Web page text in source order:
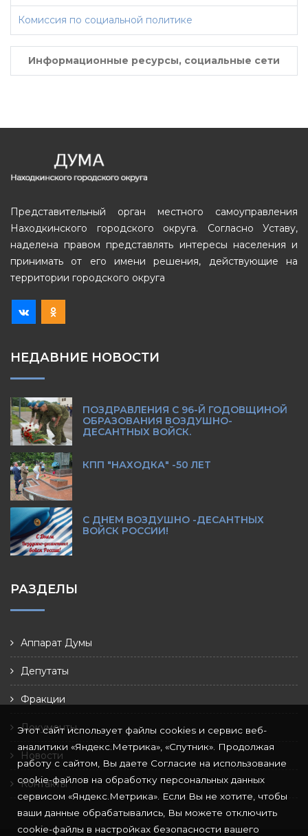
Комиссия по социальной политике
Информационные ресурсы, социальные сети
Представительный орган местного самоуправления
Находкинского городского округа. Согласно Уставу,
наделена правом представлять интересы населения и
принимать от его имени решения, действующие на
территории городского округа
НЕДАВНИЕ НОВОСТИ
ПОЗДРАВЛЕНИЯ С 96-Й ГОДОВЩИНОЙ
ОБРАЗОВАНИЯ ВОЗДУШНО-
ДЕСАНТНЫХ ВОЙСК.
КПП "НАХОДКА" -50 ЛЕТ
С ДНЕМ ВОЗДУШНО -ДЕСАНТНЫХ
ВОЙСК РОССИИ!
РАЗДЕЛЫ
Аппарат Думы
Депутаты
Фракции
Документы
Новости
Контакты
Этот сайт использует файлы cookies и сервис веб-
аналитики «Яндекс.Метрика», «Спутник». Продолжая
работу с сайтом, Вы даете Согласие на использование
cookie-файлов на обработку персональных данных
сервисом «Яндекс.Метрика». Если Вы не хотите, чтобы
ваши данные обрабатывались, Вы можете отключить
cookie-файлы в настройках безопасности вашего